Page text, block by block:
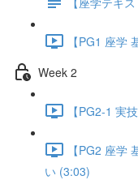
【PG1 座学
Week 2
【PG2-1 実
【PG2 座学
い (3:03)